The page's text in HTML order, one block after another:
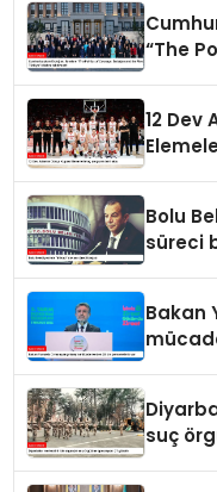
“The
12 Dev
Bolu
süreci
Bakan
suç